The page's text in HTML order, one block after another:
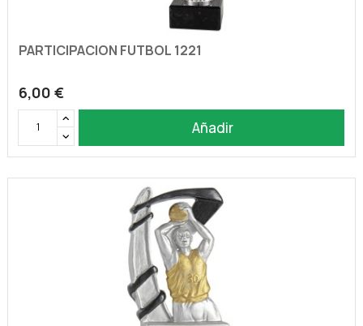
PARTICIPACION FUTBOL 1221
6,00 €
Añadir